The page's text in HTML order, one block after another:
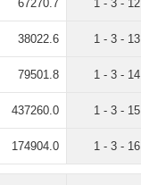
67270.7
38022.6
79501.8
437260.0
174904.0
1 - 3 - 12
1 - 3 - 13
1 - 3 - 14
1 - 3 - 15
1 - 3 - 16